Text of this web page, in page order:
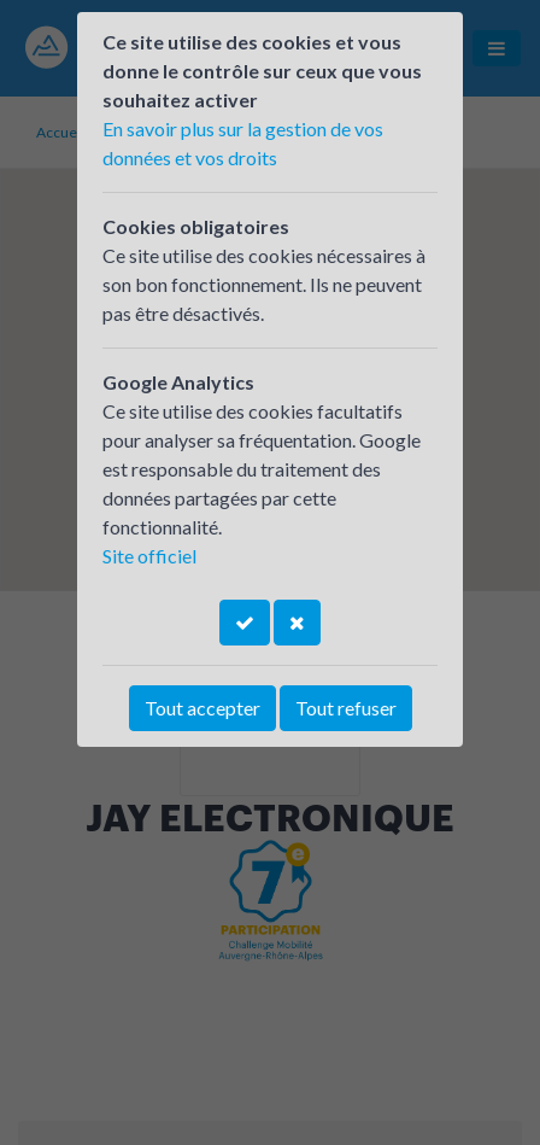
Accueil Établissements inscrits JAY ELECTRONIQUE
JAY ELECTRONIQUE
Ce site utilise des cookies et vous
donne le contrôle sur ceux que vous
souhaitez activer
En savoir plus sur la gestion de vos
données et vos droits
Cookies obligatoires
Ce site utilise des cookies nécessaires à
son bon fonctionnement. Ils ne peuvent
pas être désactivés.
Google Analytics
Ce site utilise des cookies facultatifs
pour analyser sa fréquentation. Google
est responsable du traitement des
données partagées par cette
fonctionnalité.
Site officiel
Tout accepter Tout refuser